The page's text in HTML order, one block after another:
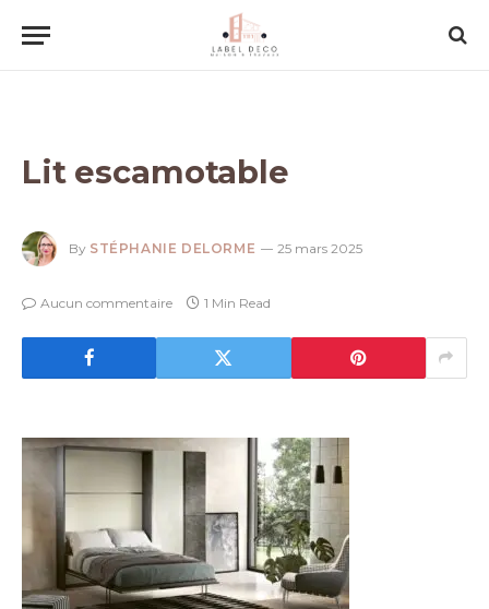
Lit escamotable
By STÉPHANIE DELORME 25 mars 2025
Aucun commentaire 1 Min Read